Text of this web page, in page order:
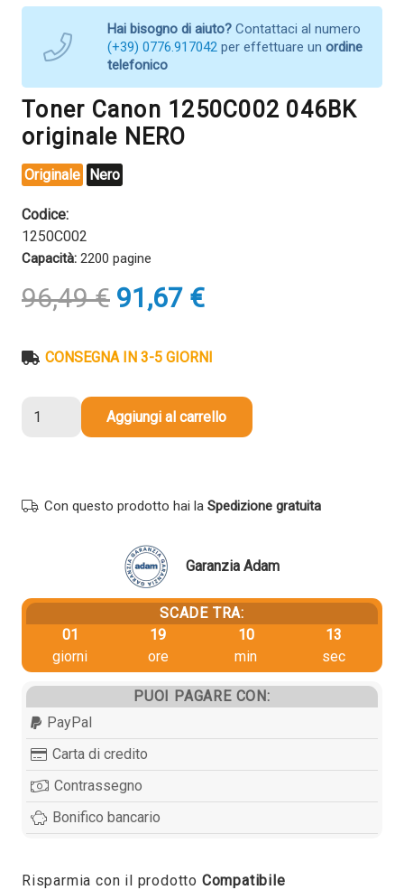
Hai bisogno di aiuto? Contattaci al numero
(+39) 0776.917042 per effettuare un ordine
telefonico
Toner Canon 1250C002 046BK
originale NERO
Originale Nero
Codice:
1250C002
Capacità: 2200 pagine
96,49€ Il
prezzo
era:
91,67 €Il
prezzo
è:
CONSEGNA IN 3-5 GIORNI
NERO
Aggiungi al carrello
Con questo prodotto hai la Spedizione gratuita
Garanzia Adam
SCADE TRA:
01
giorni
19
ore
10
min
13
sec
PUOI PAGARE CON:
PayPal
Carta di credito
Contrassegno
Bonifico bancario
Risparmia con il prodotto Compatibile